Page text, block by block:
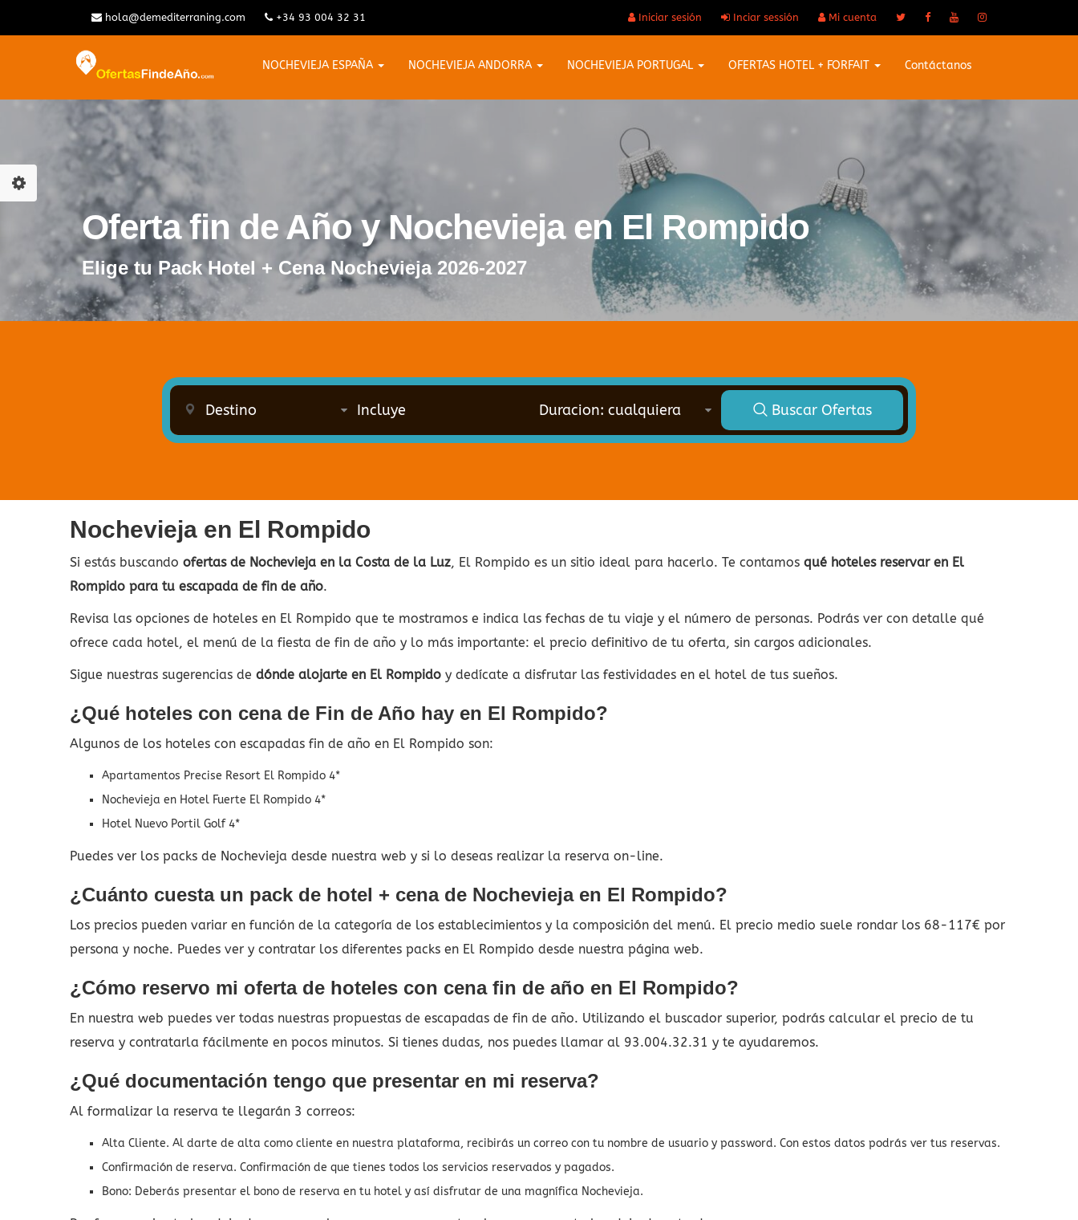
hola@demediterraning.com +34 93 004 32 31 Iniciar sesión Inciar sessión Mi cuenta
NOCHEVIEJA ESPAÑA NOCHEVIEJA ANDORRA NOCHEVIEJA PORTUGAL OFERTAS HOTEL + FORFAIT Contáctanos
Oferta fin de Año y Nochevieja en El Rompido
Elige tu Pack Hotel + Cena Nochevieja 2026-2027
Incluye Buscar Ofertas
Nochevieja en El Rompido
Si estás buscando ofertas de Nochevieja en la Costa de la Luz, El Rompido es un sitio ideal para hacerlo. Te contamos qué hoteles reservar en El
Rompido para tu escapada de fin de año.
Revisa las opciones de hoteles en El Rompido que te mostramos e indica las fechas de tu viaje y el número de personas. Podrás ver con detalle qué
ofrece cada hotel, el menú de la fiesta de fin de año y lo más importante: el precio definitivo de tu oferta, sin cargos adicionales.
Sigue nuestras sugerencias de dónde alojarte en El Rompido y dedícate a disfrutar las festividades en el hotel de tus sueños.
¿Qué hoteles con cena de Fin de Año hay en El Rompido?
Algunos de los hoteles con escapadas fin de año en El Rompido son:
Apartamentos Precise Resort El Rompido 4*
Nochevieja en Hotel Fuerte El Rompido 4*
Hotel Nuevo Portil Golf 4*
Puedes ver los packs de Nochevieja desde nuestra web y si lo deseas realizar la reserva on-line.
¿Cuánto cuesta un pack de hotel + cena de Nochevieja en El Rompido?
Los precios pueden variar en función de la categoría de los establecimientos y la composición del menú. El precio medio suele rondar los 68-117€ por
persona y noche. Puedes ver y contratar los diferentes packs en El Rompido desde nuestra página web.
¿Cómo reservo mi oferta de hoteles con cena fin de año en El Rompido?
En nuestra web puedes ver todas nuestras propuestas de escapadas de fin de año. Utilizando el buscador superior, podrás calcular el precio de tu
reserva y contratarla fácilmente en pocos minutos. Si tienes dudas, nos puedes llamar al 93.004.32.31 y te ayudaremos.
¿Qué documentación tengo que presentar en mi reserva?
Al formalizar la reserva te llegarán 3 correos:
Alta Cliente. Al darte de alta como cliente en nuestra plataforma, recibirás un correo con tu nombre de usuario y password. Con estos datos podrás ver tus reservas.
Confirmación de reserva. Confirmación de que tienes todos los servicios reservados y pagados.
Bono: Deberás presentar el bono de reserva en tu hotel y así disfrutar de una magnífica Nochevieja.